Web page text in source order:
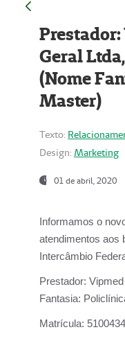
Geral
(Nome
Master)
Texto:
Design: Marketing
01 de abril, 2020
Informamos o
atendimentos aos
Intercâmbio
Prestador:
Fantasia:
Matrícula: